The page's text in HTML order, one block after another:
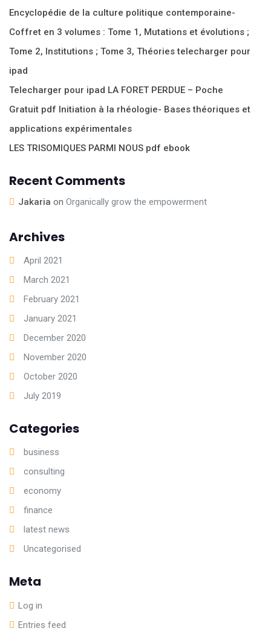
Encyclopédie de la culture politique contemporaine-
Coffret en 3 volumes : Tome 1, Mutations et évolutions ;
Tome 2, Institutions ; Tome 3, Théories telecharger pour
ipad
Telecharger pour ipad LA FORET PERDUE – Poche
Gratuit pdf Initiation à la rhéologie- Bases théoriques et
applications expérimentales
LES TRISOMIQUES PARMI NOUS pdf ebook
Recent Comments
Jakaria on Organically grow the empowerment
Archives
April 2021
March 2021
February 2021
January 2021
December 2020
November 2020
October 2020
July 2019
Categories
business
consulting
economy
finance
latest news
Uncategorised
Meta
Log in
Entries feed